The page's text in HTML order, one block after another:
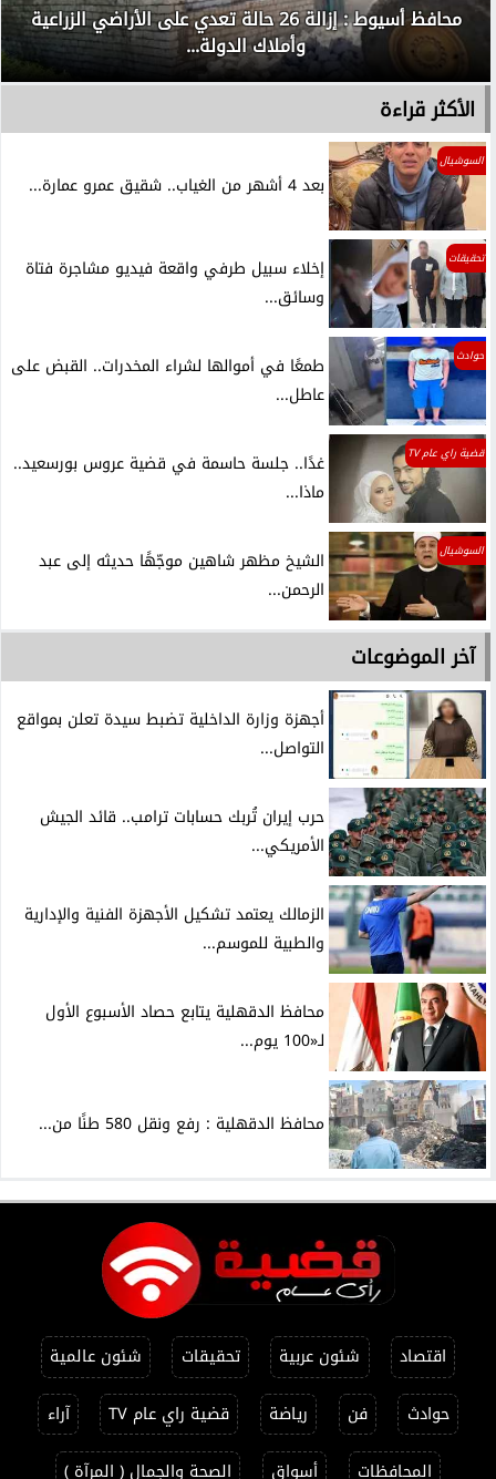
محافظ أسيوط : إزالة 26 حالة تعدي على الأراضي الزراعية
وأملاك الدولة...
الأكثر قراءة
السوشيال
بعد 4 أشهر من الغياب.. شقيق عمرو عمارة...
تحقيقات
إخلاء سبيل طرفي واقعة فيديو مشاجرة فتاة
وسائق...
حوادث
طمعًا في أموالها لشراء المخدرات.. القبض على
عاطل...
قضية راي عام TV
غدًا.. جلسة حاسمة في قضية عروس بورسعيد..
ماذا...
السوشيال
الشيخ مظهر شاهين موجّهًا حديثه إلى عبد
الرحمن...
آخر الموضوعات
أجهزة وزارة الداخلية تضبط سيدة تعلن بمواقع
التواصل...
حرب إيران تُربك حسابات ترامب.. قائد الجيش
الأمريكي...
الزمالك يعتمد تشكيل الأجهزة الفنية والإدارية
والطبية للموسم...
محافظ الدقهلية يتابع حصاد الأسبوع الأول
لـ«100 يوم...
محافظ الدقهلية : رفع ونقل 580 طنًا من...
اقتصاد شئون عربية تحقيقات
شئون عالمية
حوادث
فن رياضة قضية راي عام TV
آراء
المحافظات
أسواق الصحة والجمال ( المرآة )